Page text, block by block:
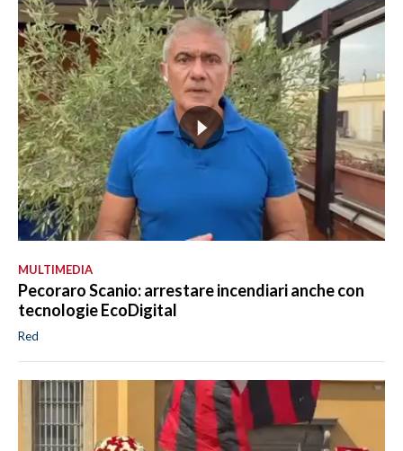
MULTIMEDIA
Pecoraro Scanio: arrestare incendiari anche con
tecnologie EcoDigital
Red